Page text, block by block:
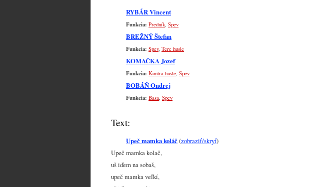
RYBÁR Vincent
Funkcia: Predník, Spev
BREŽNÝ Štefan
Funkcia: Spev, Terc husle
KOMAČKA Jozef
Funkcia: Kontra husle, Spev
BOBÁŇ Ondrej
Funkcia: Basa, Spev
Text:
Upeč mamka koláč(zobraziť/skryť)
Upeč mamka kolač,
uš iďem na sobaš,
upeč mamka veľkí,